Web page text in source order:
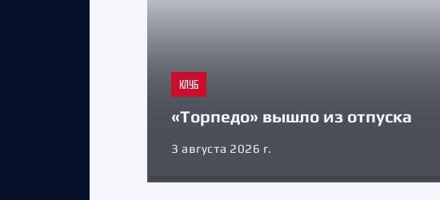
КЛУБ
«Торпедо» вышло из отпуска
3 августа 2026 г.